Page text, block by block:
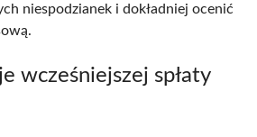
niespodzianek i dokładniej ocenić
wcześniejszej spłaty